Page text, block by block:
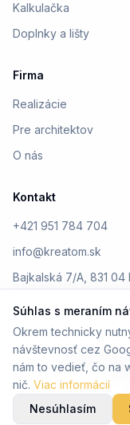
Kalkulačka
Doplnky a lišty
Firma
Realizácie
Pre architektov
O nás
Kontakt
+421 951 784 704
info@kreatom.sk
Bajkalská 7/A, 831 04
© 2026
Súhlas s meraním
Okrem technicky
návštevnosť cez
nám to vedieť, čo na
nič. Viac informácií
Nesúhlasím